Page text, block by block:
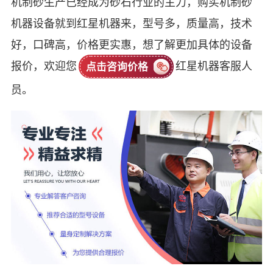
机器设备就到红星机器来，型号多，质量高，技术
好，口碑高，价格更实惠，想了解更加具体的设备
报价，欢迎您
点击咨询价格
红星机器客服人
员。